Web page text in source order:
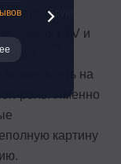
LTV и
взять на
роль. Именно
картину
Бруноям